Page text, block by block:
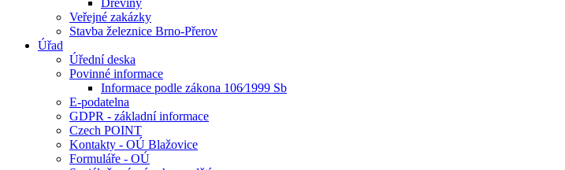
Dřeviny
Veřejné zakázky
Stavba železnice Brno-Přerov
Úřad
Úřední deska
Povinné informace
Informace podle zákona 106⁄1999 Sb
E-podatelna
GDPR - základní informace
Czech POINT
Kontakty - OÚ Blažovice
Formuláře - OÚ